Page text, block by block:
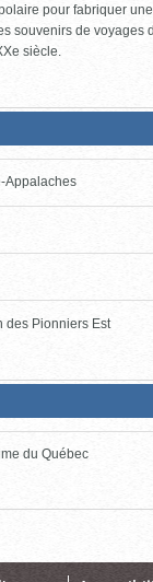
pour fabriquer
souvenirs de voyages
siècle.
Appalaches
des Pionniers Est
du Québec